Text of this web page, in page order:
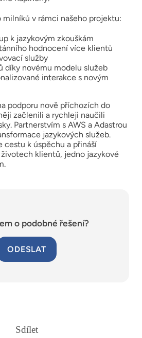
v rámci našeho projektu:
k jazykovým zkouškám
hodnocení více klientů
služby
díky novému modelu služeb
interakce s novým
podporu nově příchozích do
začlenili a rychleji naučili
Partnerstvím s AWS a Adastrou
jazykových služeb.
cestu k úspěchu a přináší
klientů, jedno jazykové
o podobné řešení?
ODESLAT
Sdílet